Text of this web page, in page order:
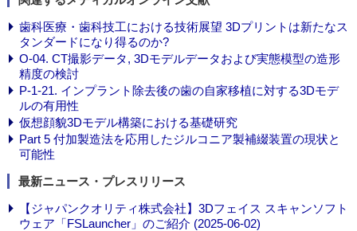
歯科医療・歯科技工における技術展望 3Dプリントは新たなス
タンダードになり得るのか?
O-04. CT撮影データ, 3Dモデルデータおよび実態模型の造形
精度の検討
P-1-21. インプラント除去後の歯の自家移植に対する3Dモデ
ルの有用性
仮想顔貌3Dモデル構築における基礎研究
Part 5 付加製造法を応用したジルコニア製補綴装置の現状と
可能性
最新ニュース・プレスリリース
【ジャパンクオリティ株式会社】3Dフェイス スキャンソフト
ウェア「FSLauncher」のご紹介 (2025-06-02)